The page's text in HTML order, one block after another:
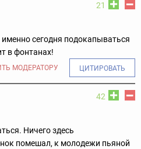
21
сегодня подокапываться
в фонтанах!
МОДЕРАТОРУ ЦИТИРОВАТЬ
42
Ничего здесь
помешал, к молодежи пьяной